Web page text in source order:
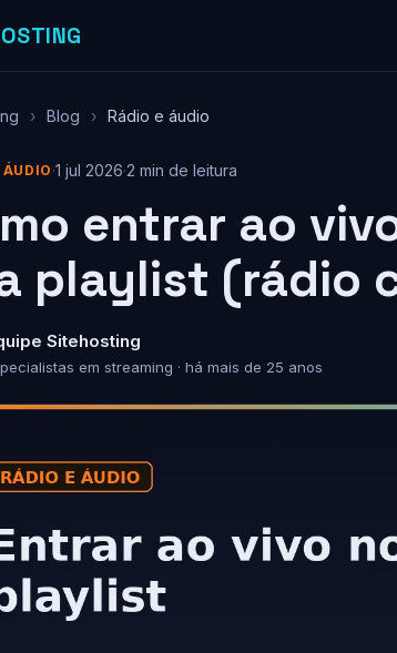
› Blog › Rádio e áudio
ÁUDIO·1 jul 2026·2 min de leitura
entrar ao
playlist (rádio
Sitehosting
em streaming · há mais de 25 anos